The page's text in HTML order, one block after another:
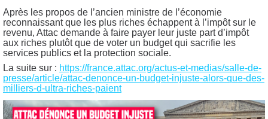
Après les propos de l’ancien ministre de l’économie
reconnaissant que les plus riches échappent à l’impôt sur le
revenu, Attac demande à faire payer leur juste part d’impôt
aux riches plutôt que de voter un budget qui sacrifie les
services publics et la protection sociale.
La suite sur : https://france.attac.org/actus-et-medias/salle-de-
presse/article/attac-denonce-un-budget-injuste-alors-que-des-
milliers-d-ultra-riches-paient